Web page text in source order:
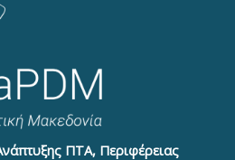
ΠΤΑ, Περιφέρειας